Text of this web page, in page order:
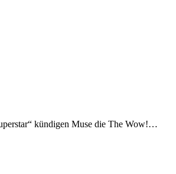
kündigen Muse die The Wow!…